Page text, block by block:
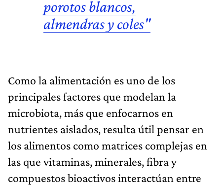
porotos blancos,
almendras y coles"
Como la alimentación es uno de los
principales factores que modelan la
microbiota, más que enfocarnos en
nutrientes aislados, resulta útil pensar en
los alimentos como matrices complejas en
las que vitaminas, minerales, fibra y
compuestos bioactivos interactúan entre